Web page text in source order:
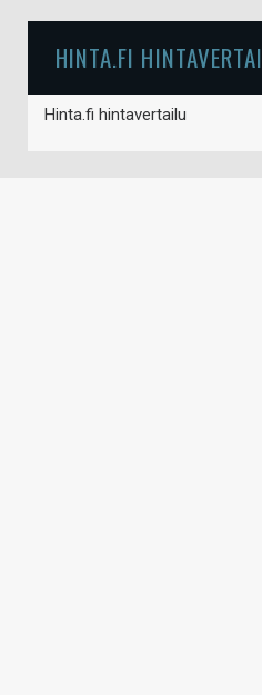
HINTA.FI
Hinta.fi hintavertailu